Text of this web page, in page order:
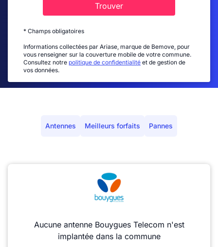
Trouver
* Champs obligatoires
Informations collectées par Ariase, marque de Bemove, pour
vous renseigner sur la couverture mobile de votre commune.
Consultez notre politique de confidentialité et de gestion de
vos données.
Antennes Meilleurs forfaits Pannes
Aucune antenne Bouygues Telecom n'est
implantée dans la commune